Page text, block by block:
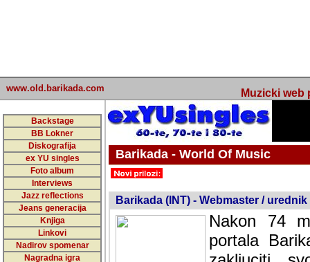
www.old.barikada.com Muzicki web
Backstage
BB Lokner
Diskografija
ex YU singles
Foto album
Interviews
Jazz reflections
Jeans generacija
Knjiga
Linkovi
Nadirov spomenar
Nagradna igra
Barikada - World Of Music
Barikada (INT) - Webmaster / urednik
Nakon 74
portala